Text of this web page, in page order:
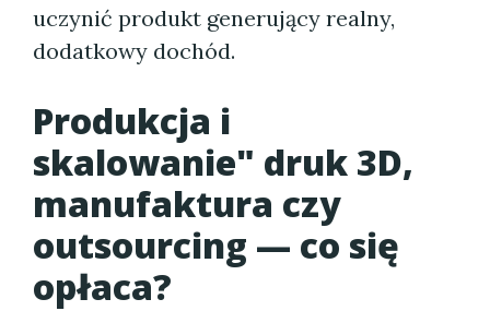
uczynić produkt generujący realny,
dodatkowy dochód.
Produkcja i
skalowanie" druk 3D,
manufaktura czy
outsourcing — co się
opłaca?